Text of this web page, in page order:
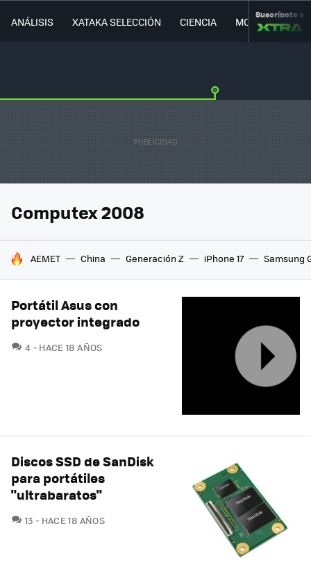
ANÁLISIS XATAKA SELECCIÓN CIENCIA MOVILIDAD
Suscríbete a
Computex 2008
HOY SE HABLA DE
AEMET China Generación Z iPhone 17 Samsung
Portátil Asus con
proyector integrado
4 COMENTARIOS
HACE 18 AÑOS
Discos SSD de SanDisk
para portátiles
"ultrabaratos"
13 COMENTARIOS
HACE 18 AÑOS